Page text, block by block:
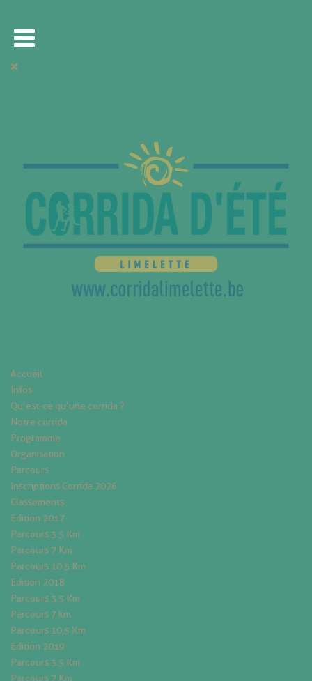
Accueil
Infos
Qu’est-ce qu’une corrida ?
Notre corrida
Programme
Organisation
Parcours
Inscriptions Corrida 2026
Classements
Edition 2017
Parcours 3.5 Km
Parcours 7 Km
Parcours 10.5 Km
Edition 2018
Parcours 3.5 Km
Parcours 7 km
Parcours 10,5 Km
Edition 2019
Parcours 3.5 Km
Parcours 7 Km